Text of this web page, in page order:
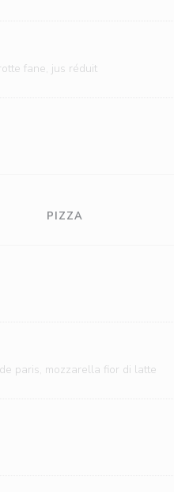
fane, jus réduit
PIZZA
paris, mozzarella fior di latte